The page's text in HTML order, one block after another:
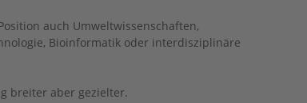
auch Umweltwissenschaften,
Bioinformatik oder interdisziplinäre
breiter aber gezielter.